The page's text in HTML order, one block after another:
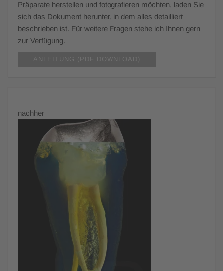
Präparate herstellen und fotografieren möchten, laden Sie
sich das Dokument herunter, in dem alles detailliert
beschrieben ist. Für weitere Fragen stehe ich Ihnen gern
zur Verfügung.
ANLEITUNG (PDF DOWNLOAD)
nachher